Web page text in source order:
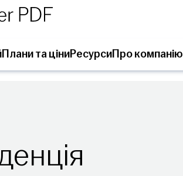
Плани та ціниРесурсиПро компанію